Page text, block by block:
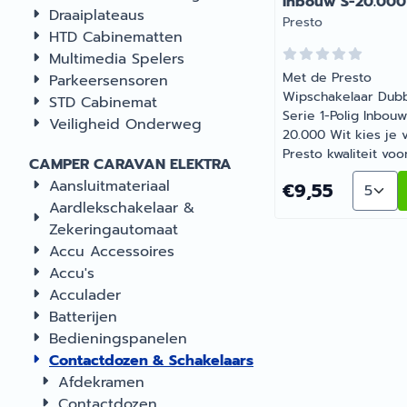
Draaiplateaus
HTD Cabinematten
Multimedia Spelers
Parkeersensoren
STD Cabinemat
Veiligheid Onderweg
CAMPER CARAVAN ELEKTRA
Aansluitmateriaal
Aardlekschakelaar &
Zekeringautomaat
Accu Accessoires
Accu's
Acculader
Batterijen
Bedieningspanelen
Contactdozen & Schakelaars
Afdekramen
Merk:
Presto
Met de Presto
Wipschakelaar
Serie 1-Polig
20.000 Wit kies je
Presto kwaliteit
onderweg.
kleur wit. Gemaakt
dagelijks gebruik
Prijs: 9,55
€9,55 Aantal